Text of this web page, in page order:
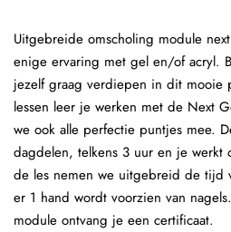
Uitgebreide omscholing module
enige ervaring met gel en/of acryl.
jezelf graag verdiepen in dit mooie
lessen leer je werken met de Next
we ook alle perfectie puntjes mee.
dagdelen, telkens 3 uur en je
de les nemen we uitgebreid de tijd
er 1 hand wordt voorzien van
module ontvang je een certificaat.